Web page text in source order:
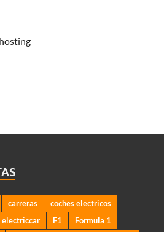
carreras
coches electricos
electriccar F1
Formula 1